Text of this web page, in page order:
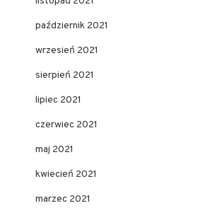
październik 2021
wrzesień 2021
sierpień 2021
lipiec 2021
czerwiec 2021
maj 2021
kwiecień 2021
marzec 2021